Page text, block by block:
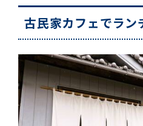
古民家カフェでラン